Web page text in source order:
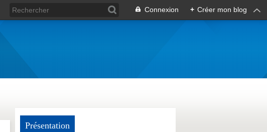
Connexion + Créer mon blog
Présentation